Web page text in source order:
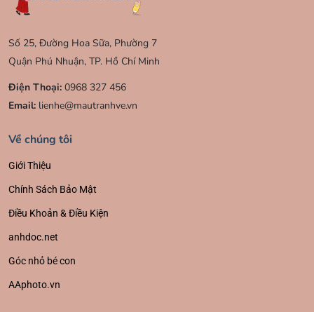
Số 25, Đường Hoa Sữa, Phường 7
Quận Phú Nhuận, TP. Hồ Chí Minh
Điện Thoại: 0968 327 456
Email: lienhe@mautranhve.vn
Về chúng tôi
Giới Thiệu
Chính Sách Bảo Mật
Điều Khoản & Điều Kiện
anhdoc.net
Góc nhỏ bé con
AAphoto.vn